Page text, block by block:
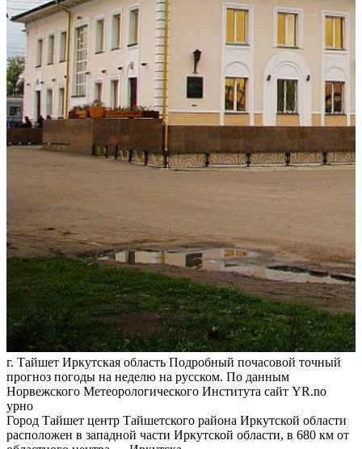
г. Тайшет Иркутская область Подробный почасовой точный
прогноз погоды на неделю на русском. По данным
Норвежского Метеорологического Института сайт YR.no
урно
Город Тайшет центр Тайшетского района Иркутской области
расположен в западной части Иркутской области, в 680 км от